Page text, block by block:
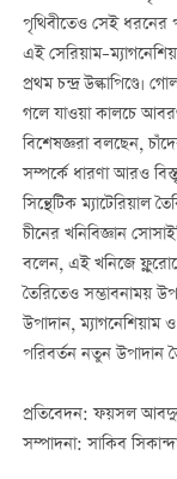
পৃথিবীতেও সেই ধরনের
এই
প্রথম চন্দ্র উল্কাপিণ্ডে।
গলে যাওয়া কালচে
বিশেষজ্ঞরা বলছেন,
সম্পর্কে ধারণা আরও
সিন্থেটিক ম্যাটেরিয়াল
চীনের খনিবিজ্ঞান
বলেন, এই খনিজে
তৈরিতেও সম্ভাবনাময়
উপাদান,
পরিবর্তন নতুন উপাদান
প্রতিবেদন: ফয়সল
সম্পাদনা: সাকিব